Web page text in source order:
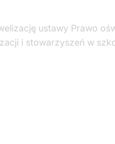
ustawy Prawo
i stowarzyszeń w